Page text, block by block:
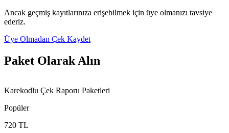
Ancak geçmiş kayıtlarınıza erişebilmek için üye olmanızı tavsiye
ederiz.
Üye Olmadan Çek Kaydet
Paket Olarak Alın
Karekodlu Çek Raporu Paketleri
Popüler
720 TL